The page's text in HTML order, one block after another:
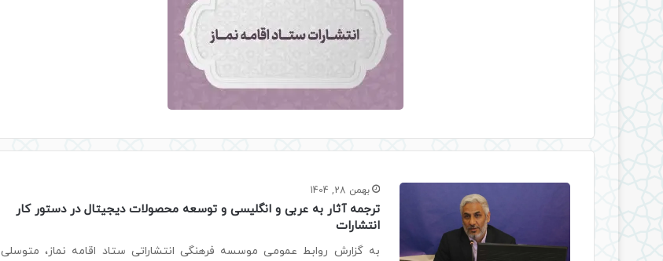
بهمن 28, 1404
ترجمه آثار به عربی و انگلیسی و توسعه محصولات دیجیتال در دستور کار
انتشارات
به گزارش روابط عمومی موسسه فرهنگی انتشاراتی ستاد اقامه نماز، متوسلی